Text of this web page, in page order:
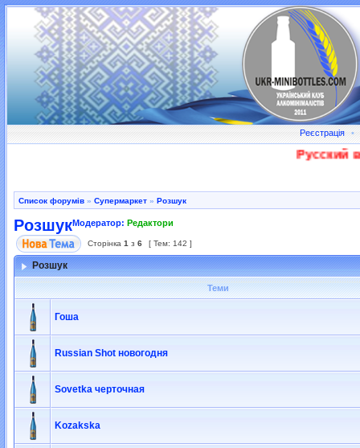
Реєстрація •
Русский
Список форумів » Супермаркет » Розшук
РозшукМодератор: Редактори
Сторінка 1 з 6 [ Тем: 142 ]
Розшук
Теми
Гоша
Russian Shot новогодня
Sovetka черточная
Kozakska